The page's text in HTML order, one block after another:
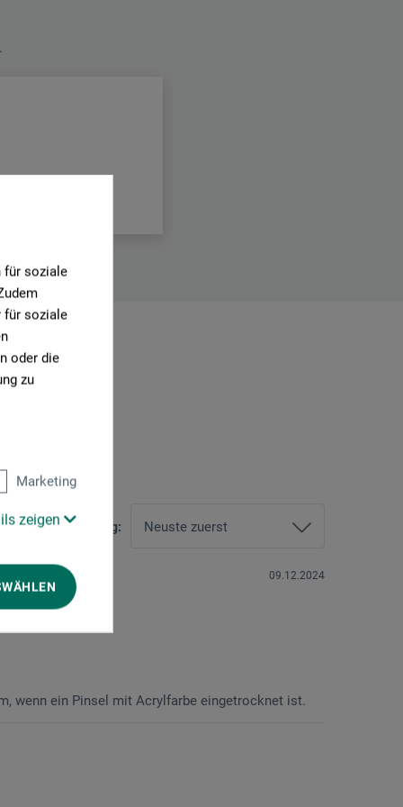
für soziale
für soziale
oder die
zu
Marketing
zeigenSortierung:
09.12.2024
wenn ein Pinsel mit Acrylfarbe eingetrocknet ist.